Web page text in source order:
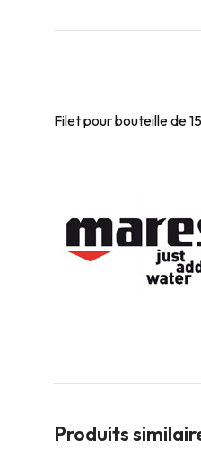
Filet pour bouteille de
Produits